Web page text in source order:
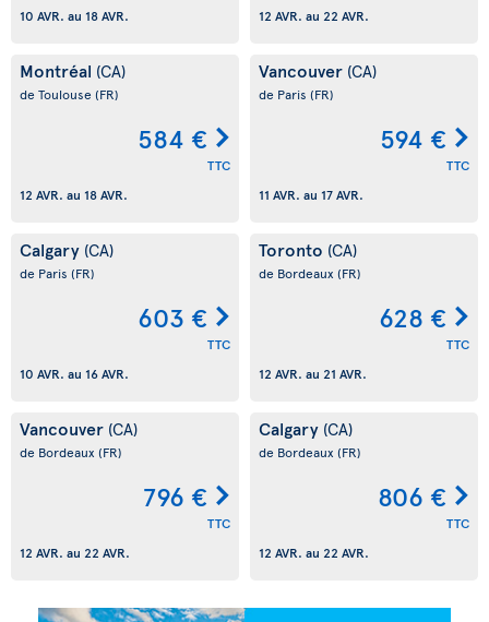
10 AVR. au 18 AVR.
12 AVR. au 22 AVR.
Montréal (CA)
de Toulouse (FR)
584 €
TTC
12 AVR. au 18 AVR.
Vancouver (CA)
de Paris (FR)
594 €
TTC
11 AVR. au 17 AVR.
Calgary (CA)
de Paris (FR)
603 €
TTC
10 AVR. au 16 AVR.
Toronto (CA)
de Bordeaux (FR)
628 €
TTC
12 AVR. au 21 AVR.
Vancouver (CA)
de Bordeaux (FR)
796 €
TTC
12 AVR. au 22 AVR.
Calgary (CA)
de Bordeaux (FR)
806 €
TTC
12 AVR. au 22 AVR.